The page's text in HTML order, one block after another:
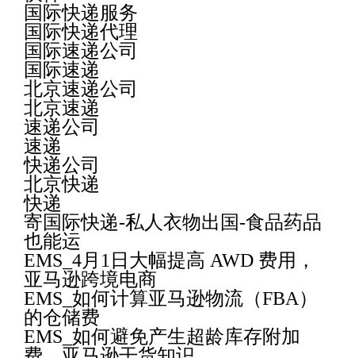
国际快递服务
国际快递代理
国际速递公司
国际速递
北京速递公司
北京速递
速递公司
速递
快递公司
北京快递
快递
寄国际快递-私人衣物出国-食品药品
也能运
EMS_4月1日大幅提高 AWD 费用，
亚马逊跨境电商
EMS_如何计算亚马逊物流（FBA）
的仓储费
EMS_如何避免产生超龄库存附加